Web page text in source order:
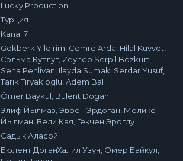
Lucky Production
Турция
Kanal 7
Gökberk Yildirim, Cemre Arda, Hilal Kuvvet,
Сэльма Кутлуг, Zeynep Serpil Bozkurt,
Sena Pehlivan, Ilayda Sumak, Serdar Yusuf,
Tarik Tiryakioglu, Adem Bal
Ömer Baykul, Bülent Dogan
Элиф Йылмаз, Эврен Эрдоган, Мелике
Йылман, Вели Кая, Гекчен Эроглу
Садык Аласой
Бюлент ДоганХалил Узун, Омер Байкул,